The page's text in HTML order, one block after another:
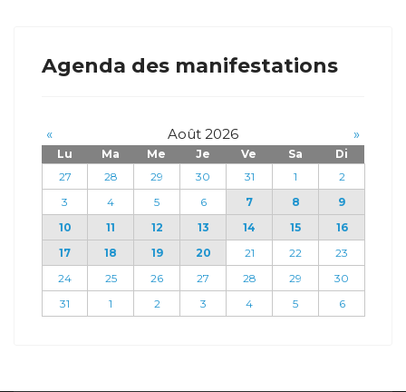
Agenda des manifestations
« Août 2026 »
Lu Ma Me Je Ve Sa
Di
27
28 29 30 31 1
2
3
4 5 6 7 8
9
10
11 12 13 14 15
16
17
18 19 20 21 22
23
24
25 26 27 28 29
30
31
1 2 3 4 5 6